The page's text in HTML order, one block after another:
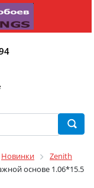
Новинки
Zenith
основе 1.06*15.5